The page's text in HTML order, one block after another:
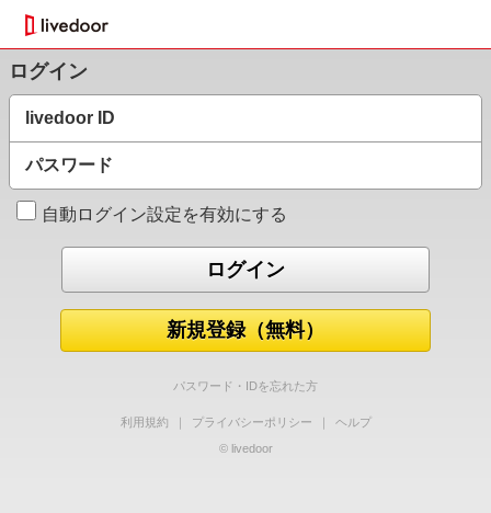
ログイン
livedoor ID
パスワード
自動ログイン設定を有効にする
新規登録（無料）
パスワード・IDを忘れた方
利用規約 ｜ プライバシーポリシー ｜
ヘルプ
© livedoor